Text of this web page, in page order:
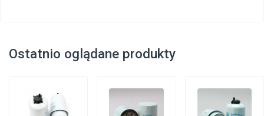
Ostatnio oglądane produkty